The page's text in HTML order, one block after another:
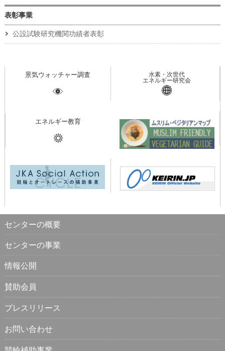
表彰事業
公設試験研究機関功績者表彰
景気ウォッチャー調査
水素・次世代
エネルギー研究会
エネルギー教育
センターの概要
センターの事業
情報公開
賛助会員
プレスリリース
お問い合わせ